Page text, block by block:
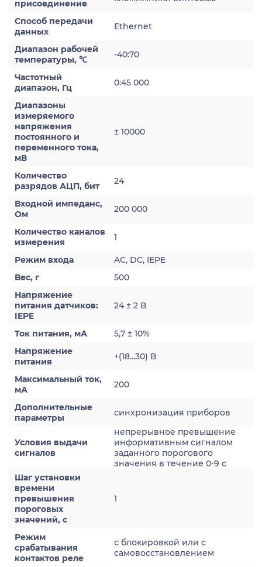
присоединение
Способ передачи
данных
Ethernet
Диапазон рабочей
температуры, ℃
-40:70
Частотный
диапазон, Гц
0:45 000
Диапазоны
измеряемого
напряжения
постоянного и
переменного тока,
мВ
± 10000
Количество
разрядов АЦП, бит
24
Входной импеданс,
Ом
200 000
Количество каналов
измерения
1
Режим входа
AC, DC, IEPE
Вес, г
500
Напряжение
питания датчиков:
IEPE
24 ± 2 В
Ток питания, мА
5,7 ± 10%
Напряжение
питания
+(18...30) В
Максимальный ток,
мА
200
Дополнительные
параметры
синхронизация приборов
Условия выдачи
сигналов
непрерывное превышение
информативным сигналом
заданного порогового
значения в течение 0-9 с
Шаг установки
времени
превышения
пороговых
значений, с
1
Режим
срабатывания
контактов реле
с блокировкой или с
самовосстановлением